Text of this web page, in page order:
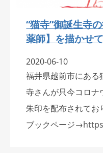
“猫寺”御誕生寺
薬師】を描かせ
2020-06-10
福井県越前市にある
寺さんが只今コロナ
朱印を配布されてお
ブックページ